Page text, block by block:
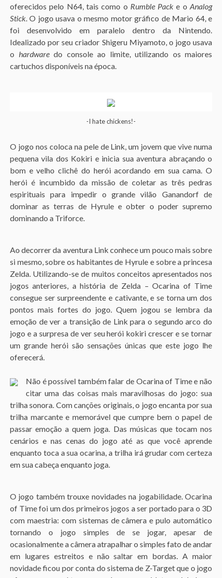
oferecidos pelo N64, tais como o Rumble Pack e oAnalog
Stick. O jogo usava o mesmo motor gráfico de Mario 64, e
foi desenvolvido em paralelo dentro da Nintendo.
Idealizado por seu criador Shigeru Miyamoto, o jogo usava
o hardwaredo console ao limite, utilizando os maiores
cartuchos disponíveis na época.
-I hate chickens!-
O jogo nos coloca na pele de Link, um jovem que vive numa
pequena vila dos Kokiri e inicia sua aventura abraçando o
bom e velho clichê do herói acordando em sua cama. O
herói é incumbido da missão de coletar as três pedras
espirituais para impedir o grande vilão Ganandorf de
dominar as terras de Hyrule e obter o poder supremo
dominando a Triforce.
Ao decorrer da aventura Link conhece um pouco mais sobre
si mesmo, sobre os habitantes de Hyrule e sobre a princesa
Zelda. Utilizando-se de muitos conceitos apresentados nos
jogos anteriores, a história de Zelda – Ocarina of Time
consegue ser surpreendente e cativante, e se torna um dos
pontos mais fortes do jogo. Quem jogou se lembra da
emoção de ver a transição de Link para o segundo arco do
jogo e a surpresa de ver seu herói kokiri crescer e se tornar
um grande herói são sensações únicas que este jogo lhe
oferecerá.
Não é possível também falar de Ocarina of Time e não
citar uma das coisas mais maravilhosas do jogo: sua
trilha sonora. Com canções originais, o jogo encanta por sua
trilha marcante e memorável que cumpre bem o papel de
passar emoção a quem joga. Das músicas que tocam nos
cenários e nas cenas do jogo até as que você aprende
enquanto toca a sua ocarina, a trilha irá grudar com certeza
em sua cabeça enquanto joga.
O jogo também trouxe novidades na jogabilidade. Ocarina
of Time foi um dos primeiros jogos a ser portado para o 3D
com maestria: com sistemas de câmera e pulo automático
tornando o jogo simples de se jogar, apesar de
ocasionalmente a câmera atrapalhar o simples fato de andar
em lugares estreitos e não saltar em bordas. A maior
novidade ficou por conta do sistema de Z-Target que o jogo